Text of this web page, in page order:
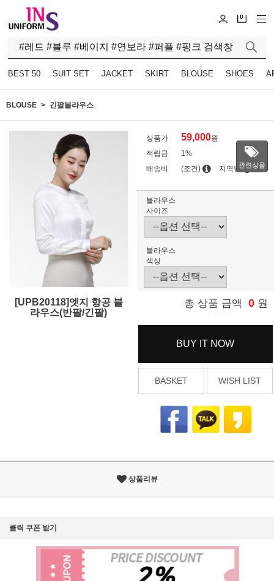
0
BEST 50 SUIT SET JACKET SKIRT BLOUSE SHOES
BLOUSE 긴팔블라우스
[UPB20118]엣지 항공 블
라우스(반팔/긴팔)
상품가 59,000원
적립금
1%
배송비
(조건) 지역별관련상품
블라우스
사이즈
블라우스
색상
총 상품 금액 0 원
BUY IT NOW
BASKET WISH LIST
상품리뷰
클릭 쿠폰 받기